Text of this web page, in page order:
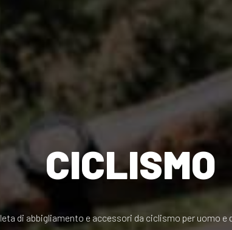
CICLISMO
di abbigliamento e accessori da ciclismo per uomo e